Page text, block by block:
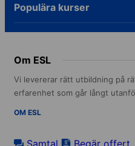
Populära kurser
Om ESL
Vi levererar rätt utbildning på
erfarenhet som går långt
OM ESL